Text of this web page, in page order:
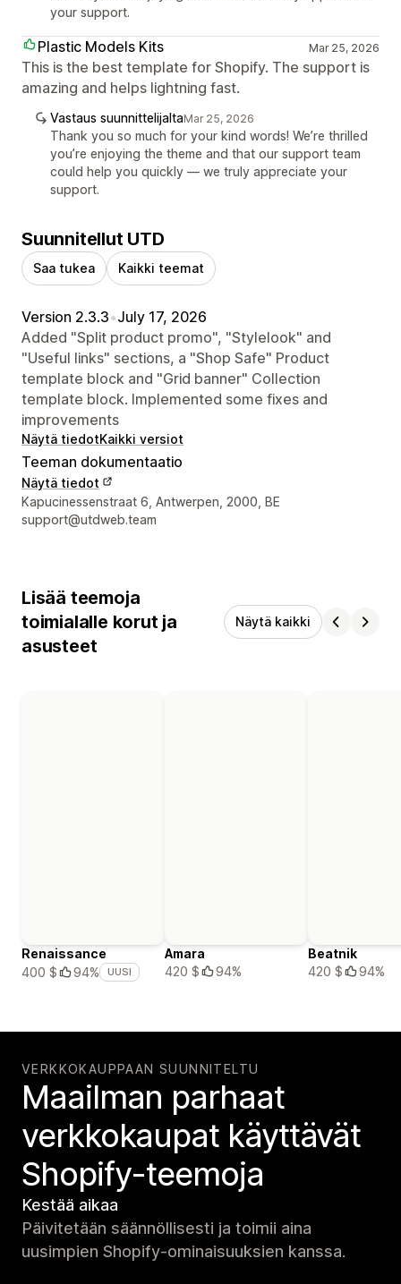
your support.
Plastic Models Kits Mar 25, 2026
This is the best template for Shopify. The support is
amazing and helps lightning fast.
Vastaus suunnittelijaltaMar 25, 2026
Thank you so much for your kind words! We’re thrilled
you’re enjoying the theme and that our support team
could help you quickly — we truly appreciate your
support.
Suunnitellut UTD
Saa tukea Kaikki teemat
Version 2.3.3•July 17, 2026
Added "Split product promo", "Stylelook" and
"Useful links" sections, a "Shop Safe" Product
template block and "Grid banner" Collection
template block. Implemented some fixes and
improvements
Näytä tiedotKaikki versiot
Teeman dokumentaatio
Näytä tiedot
Suunnittelijan yhteystiedot
Kapucinessenstraat 6, Antwerpen, 2000, BE
support@utdweb.team
Lisää teemoja
toimialalle korut ja
asusteet
Näytä kaikki
Renaissance
400 $
94% UUSI
Amara
420 $
94%
Beatnik
420 $
94%
VERKKOKAUPPAAN SUUNNITELTU
Maailman parhaat
verkko­kaupat käyttävät
Shopify-teemoja
Kestää aikaa
Päivitetään säännöllisesti ja toimii aina
uusimpien Shopify-ominaisuuksien kanssa.